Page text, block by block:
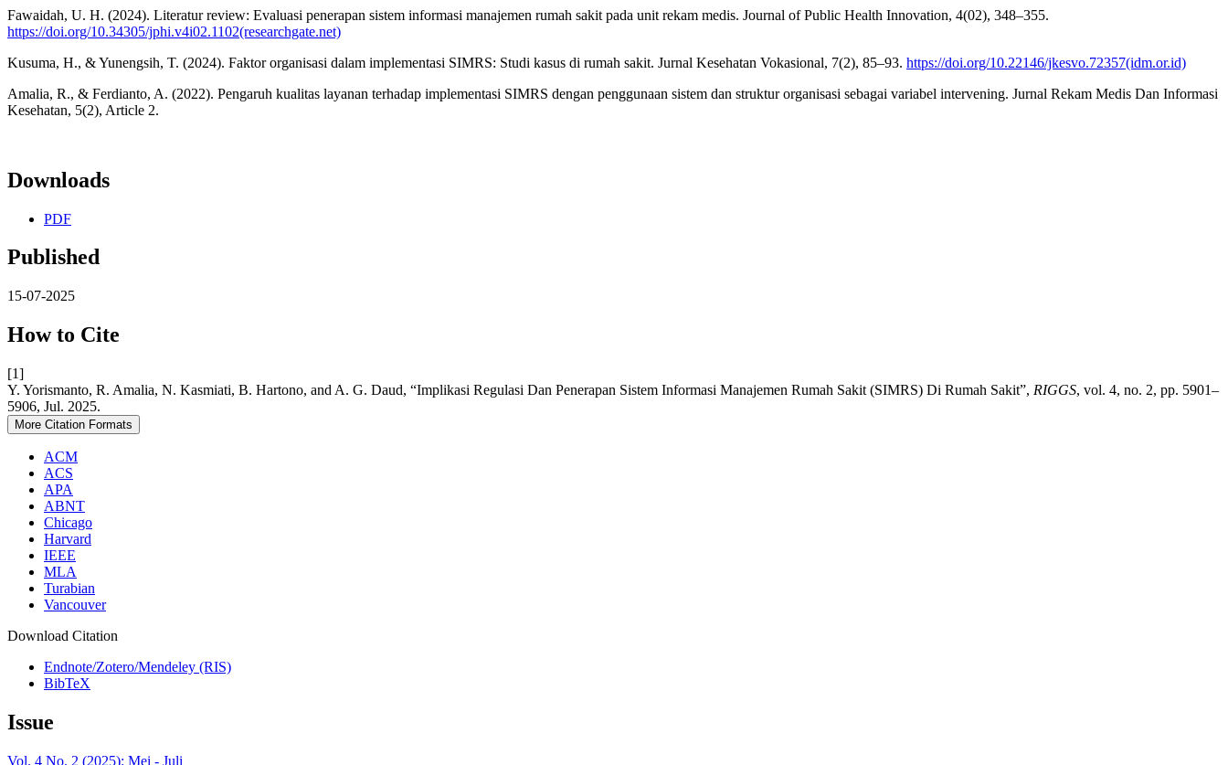
Fawaidah, U. H. (2024). Literatur review: Evaluasi penerapan sistem informasi manajemen rumah sakit pada unit rekam medis. Journal of Public Health Innovation, 4(02), 348–355.
https://doi.org/10.34305/jphi.v4i02.1102(researchgate.net)
Kusuma, H., & Yunengsih, T. (2024). Faktor organisasi dalam implementasi SIMRS: Studi kasus di rumah sakit. Jurnal Kesehatan Vokasional, 7(2), 85–93. https://doi.org/10.22146/jkesvo.72357(idm.or.id)
Amalia, R., & Ferdianto, A. (2022). Pengaruh kualitas layanan terhadap implementasi SIMRS dengan penggunaan sistem dan struktur organisasi sebagai variabel intervening. Jurnal Rekam Medis Dan Informasi
Kesehatan, 5(2), Article 2.
Downloads
PDF
Published
15-07-2025
How to Cite
[1]
Y. Yorismanto, R. Amalia, N. Kasmiati, B. Hartono, and A. G. Daud, “Implikasi Regulasi Dan Penerapan Sistem Informasi Manajemen Rumah Sakit (SIMRS) Di Rumah Sakit”, RIGGS, vol. 4, no. 2, pp. 5901–
5906, Jul. 2025.
More Citation Formats
ACM
ACS
APA
ABNT
Chicago
Harvard
IEEE
MLA
Turabian
Vancouver
Download Citation
Endnote/Zotero/Mendeley (RIS)
BibTeX
Issue
Vol. 4 No. 2 (2025): Mei - Juli